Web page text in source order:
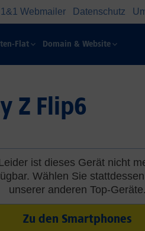
1&1 Webmailer Datenschutz
Flat Domain & Website
Z Flip6
ist dieses Gerät nicht
Wählen Sie
unserer anderen Top-Geräte.
Zu den Smartphones